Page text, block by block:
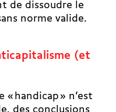
de dissoudre le
norme valide.
(et
« handicap » n’est
des conclusions